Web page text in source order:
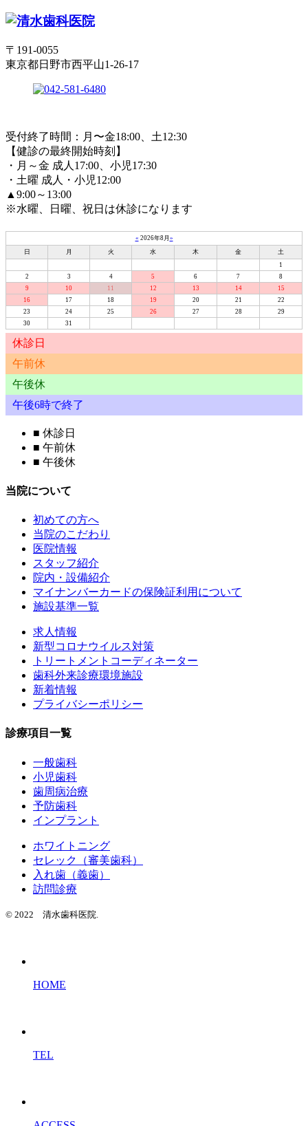
〒191-0055
東京都日野市西平山1-26-17
受付終了時間：月〜金18:00、土12:30
【健診の最終開始時刻】
・月～金 成人17:00、小児17:30
・土曜 成人・小児12:00
▲9:00～13:00
※水曜、日曜、祝日は休診になります
« 2026年8月 »
日
月 火 水 木 金
土
1
2
3 4 5 6 7
8
9
10 11 12 13 14
15
16
17 18 19 20 21
22
23
24 25 26 27 28
29
30
31
休診日
午前休
午後休
午後6時で終了
■ 休診日
■ 午前休
■ 午後休
当院について
初めての方へ
当院のこだわり
医院情報
スタッフ紹介
院内・設備紹介
マイナンバーカードの保険証利用について
施設基準一覧
求人情報
新型コロナウイルス対策
トリートメントコーディネーター
歯科外来診療環境施設
新着情報
プライバシーポリシー
診療項目一覧
一般歯科
小児歯科
歯周病治療
予防歯科
インプラント
ホワイトニング
セレック（審美歯科）
入れ歯（義歯）
訪問診療
© 2022 清水歯科医院.
HOME
TEL